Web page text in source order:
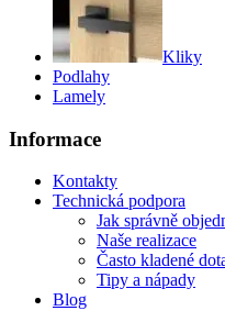
Kliky
Podlahy
Lamely
Informace
Kontakty
Technická podpora
Jak správně
Naše realizace
Často kladené
Tipy a nápady
Blog